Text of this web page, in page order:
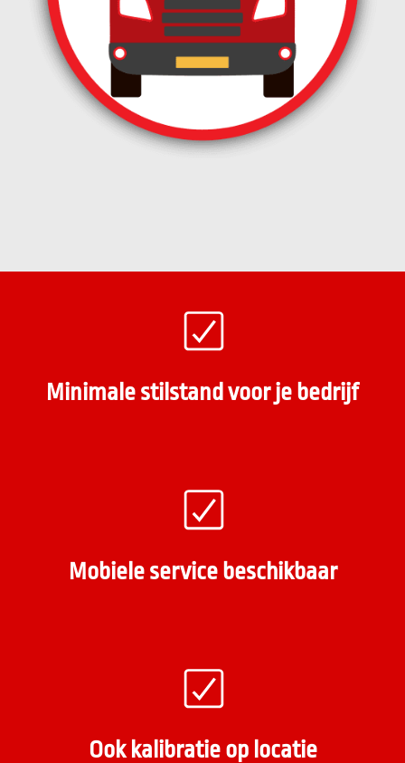
Minimale stilstand voor je bedrijf
Mobiele service beschikbaar
Ook kalibratie op locatie